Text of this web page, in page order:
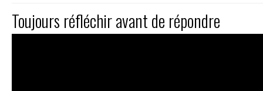
Toujours réfléchir avant de répondre